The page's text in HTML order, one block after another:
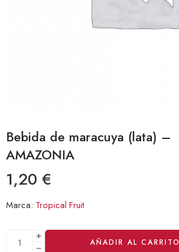
Bebida de maracuya (lata) –
AMAZONIA
1,20 €
Marca: Tropical Fruit
AÑADIR AL CARRITO
Alternative: